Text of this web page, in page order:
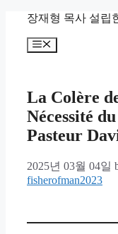
content
장재형 목사 설립
Menu
La Colère
Nécessité
Pasteur
2025년 03월 04일
fisherofman2023